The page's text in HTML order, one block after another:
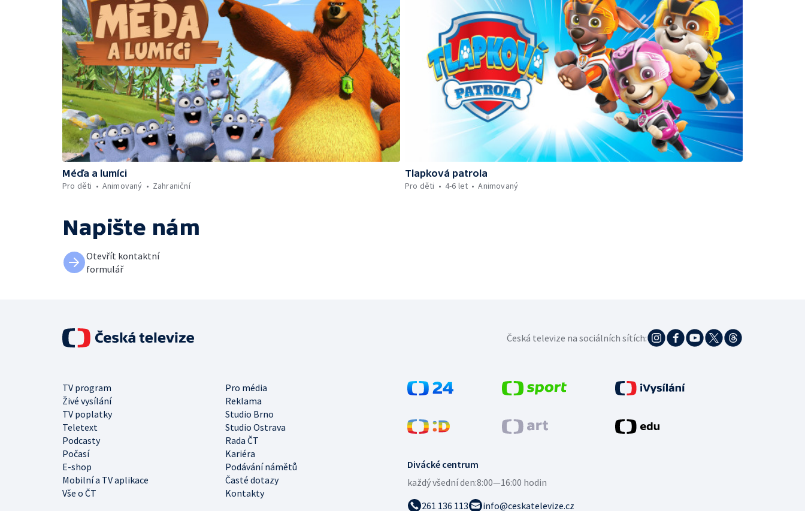
Méďa a lumíci
Pro děti
Animovaný Zahraniční
Tlapková patrola
Pro děti
4-6 let Animovaný
Napište nám
Otevřít kontaktní
formulář
Divácké centrum
každý všední den:8:00—16:00 hodin
261 136 113
info@ceskatelevize.cz
TV program
Pro média
Živé vysílání
Reklama
TV poplatky
Studio Brno
Teletext
Studio Ostrava
Podcasty
Rada ČT
Počasí
Kariéra
E-shop
Podávání námětů
Mobilní a TV aplikace
Časté dotazy
Vše o ČT
Kontakty
Česká televize na sociálních sítích: